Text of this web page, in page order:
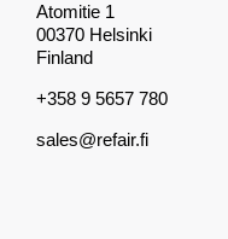
Atomitie 1
00370 Helsinki
Finland
+358 9 5657 780
sales@refair.fi